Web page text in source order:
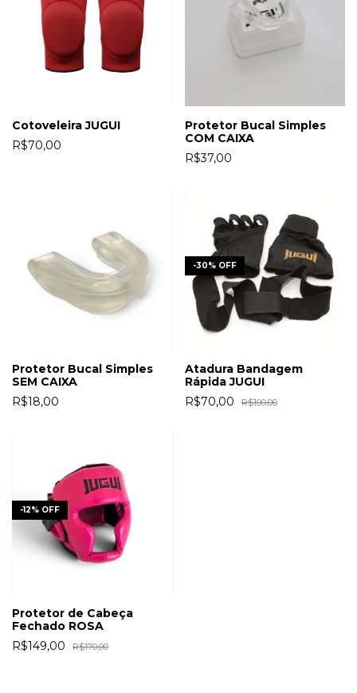
Cotoveleira JUGUI
R$70,00
Protetor Bucal Simples
COM CAIXA
R$37,00
Protetor Bucal Simples
SEM CAIXA
R$18,00
-30% OFF
Atadura Bandagem
Rápida JUGUI
R$70,00
R$100,00
-12% OFF
Protetor de Cabeça
Fechado ROSA
R$149,00
R$170,00